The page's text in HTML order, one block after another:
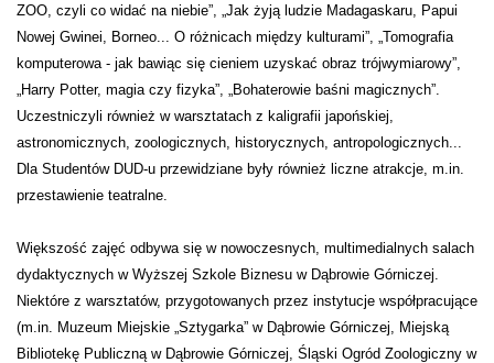
ZOO, czyli co widać na niebie”, „Jak żyją ludzie Madagaskaru, Papui
Nowej Gwinei, Borneo... O różnicach między kulturami”, „Tomografia
komputerowa - jak bawiąc się cieniem uzyskać obraz trójwymiarowy”,
„Harry Potter, magia czy fizyka”, „Bohaterowie baśni magicznych”.
Uczestniczyli również w warsztatach z kaligrafii japońskiej,
astronomicznych, zoologicznych, historycznych, antropologicznych...
Dla Studentów DUD-u przewidziane były również liczne atrakcje, m.in.
przestawienie teatralne.
Większość zajęć odbywa się w nowoczesnych, multimedialnych salach
dydaktycznych w Wyższej Szkole Biznesu w Dąbrowie Górniczej.
Niektóre z warsztatów, przygotowanych przez instytucje współpracujące
(m.in. Muzeum Miejskie „Sztygarka” w Dąbrowie Górniczej, Miejską
Bibliotekę Publiczną w Dąbrowie Górniczej, Śląski Ogród Zoologiczny w